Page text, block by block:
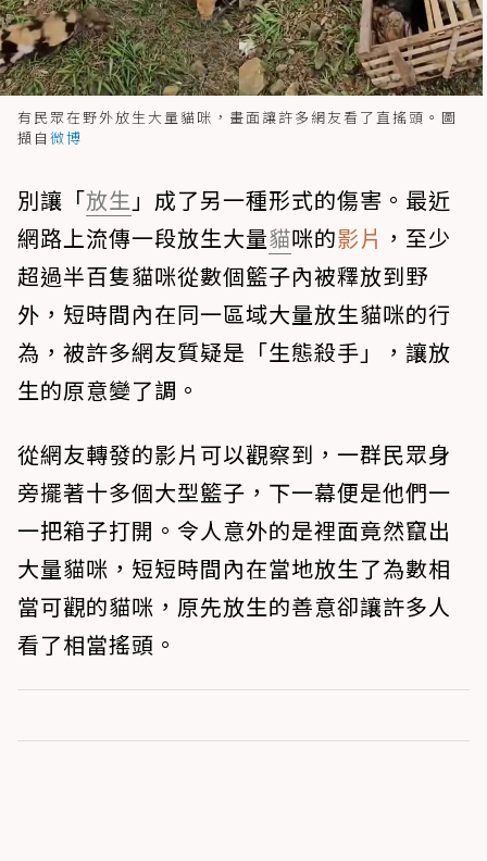
有民眾在野外放生大量貓咪，畫面讓許多網友看了直搖頭。圖
擷自 微博
別讓「放生 」成了另一種形式的傷害。最近
網路上流傳一段放生大量貓咪的影片 ，至少
超過半百隻貓咪從數個籃子內被釋放到野
外，短時間內在同一區域大量放生貓咪的行
為，被許多網友質疑是「生態殺手」，讓放
生的原意變了調。
從網友轉發的影片可以觀察到，一群民眾身
旁擺著十多個大型籃子，下一幕便是他們一
一把箱子打開。令人意外的是裡面竟然竄出
大量貓咪，短短時間內在當地放生了為數相
當可觀的貓咪，原先放生的善意卻讓許多人
看了相當搖頭。